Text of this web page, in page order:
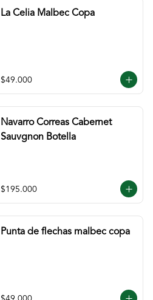
La Celia Malbec Copa
$49.000
Navarro Correas Cabernet
Sauvgnon Botella
$195.000
Punta de flechas malbec copa